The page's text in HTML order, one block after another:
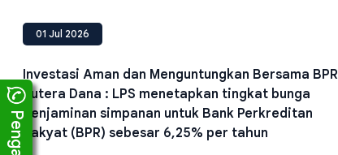
01 Jul 2026
Investasi Aman dan Menguntungkan Bersama BPR
Putera Dana : LPS menetapkan tingkat bunga
penjaminan simpanan untuk Bank Perkreditan
Rakyat (BPR) sebesar 6,25% per tahun